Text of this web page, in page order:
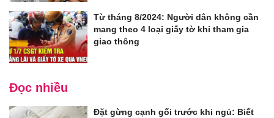
Từ tháng 8/2024: Người dân không cần
mang theo 4 loại giấy tờ khi tham gia
giao thông
Đọc nhiều
Đặt gừng cạnh gối trước khi ngủ: Biết